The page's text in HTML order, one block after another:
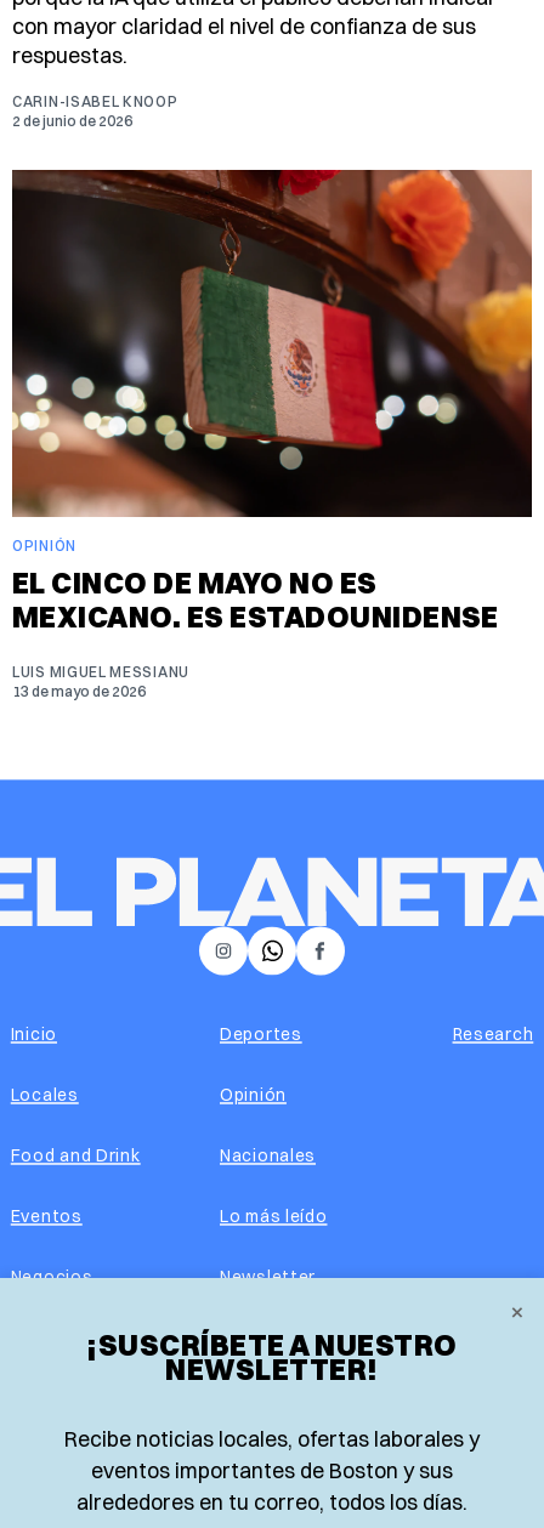
con mayor claridad el nivel de confianza de sus
respuestas.
CARIN-ISABEL KNOOP
2 de junio de 2026
OPINIÓN
EL CINCO DE MAYO NO ES
MEXICANO. ES ESTADOUNIDENSE
LUIS MIGUEL MESSIANU
13 de mayo de 2026
×
¡SUSCRÍBETE A NUESTRO
NEWSLETTER!
Recibe noticias locales, ofertas laborales y
eventos importantes de Boston y sus
alrededores en tu correo, todos los días.
𝕏 Facebook
Instagram
Inicio
Locales
Food and Drink
Eventos
Negocios
Real Estate
Guía de Recursos
Deportes
Opinión
Nacionales
Lo más leído
Newsletter
Edición impresa
Advertise with us
Research